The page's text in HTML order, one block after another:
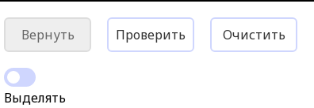
Вернуть Проверить Очистить
Выделять